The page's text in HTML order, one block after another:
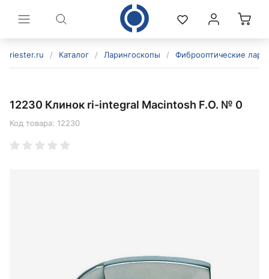
riester.ru / Каталог / Ларингоскопы / Фиброоптические
12230 Клинок ri-integral Macintosh F.O. № 0
Код товара: 12230